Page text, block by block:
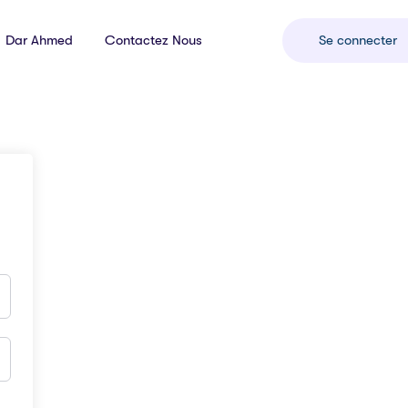
Dar Ahmed Contactez Nous Se connecter